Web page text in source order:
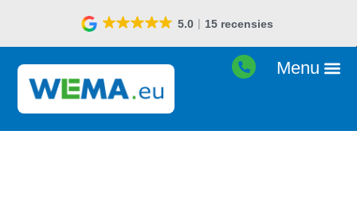
5.0 15 recensies